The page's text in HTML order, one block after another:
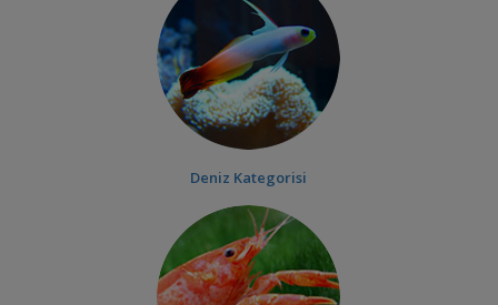
Deniz Kategorisi